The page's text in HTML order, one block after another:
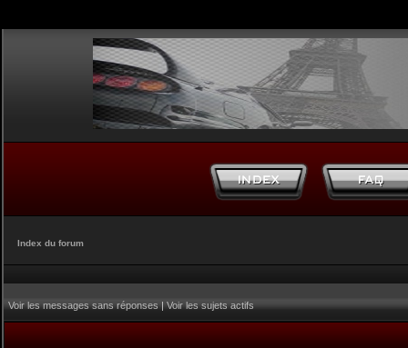
Index du forum
Voir les messages sans réponses|Voir les sujets actifs